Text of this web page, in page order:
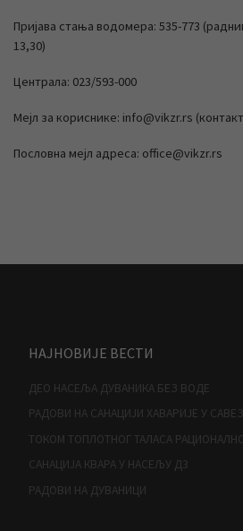
Пријава стања водомера: 535-773
13,30)
Централа: 023/593-000
Мејл за кориснике: info@vikzr.rs
Пословна мејл адреса: office@vikzr.rs
НАЈНОВИЈЕ ВЕСТИ
ДЕО НАСЕЉА ДУВАНИКА БЕЗ ВОДЕ
РАДОВИ НА САНАЦИЈИ ХАВАРИЈЕ У
ТОКОМ ТОПЛОТНОГ ТАЛАСА
САНАЦИЈА КВАРА У НАСЕЉУ Д3
РАДОВИ НА ДУВАНИЦИ